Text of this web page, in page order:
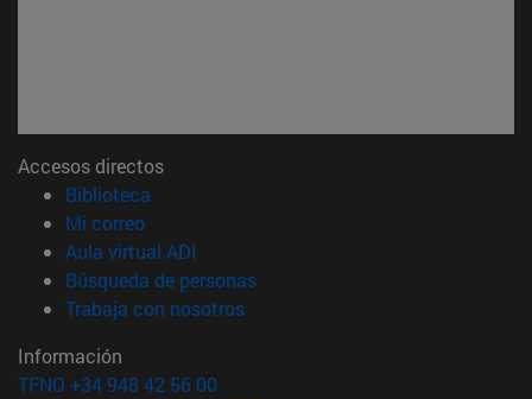
Accesos directos
Biblioteca
Mi correo(abre en nueva ventana)
Aula virtual ADI
Búsqueda de personas(abre en nueva ventana)
Trabaja con nosotros(abre en nueva ventana)
Información
TFNO +34 948 42 56 00